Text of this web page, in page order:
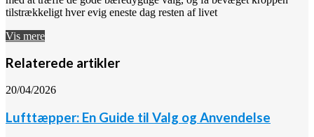
tilstrækkeligt hver evig eneste dag resten af livet
Vis mere
Relaterede artikler
20/04/2026
Lufttæpper: En Guide til Valg og Anvendelse